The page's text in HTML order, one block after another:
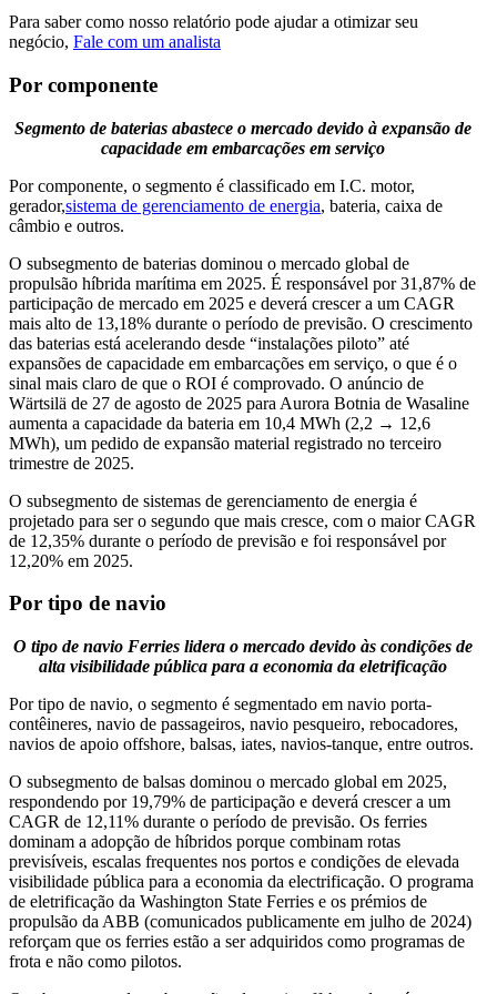
Para saber como nosso relatório pode ajudar a otimizar seu
negócio, Fale com um analista
Por componente
Segmento de baterias abastece o mercado devido à expansão de
capacidade em embarcações em serviço
Por componente, o segmento é classificado em I.C. motor,
gerador,sistema de gerenciamento de energia, bateria, caixa de
câmbio e outros.
O subsegmento de baterias dominou o mercado global de
propulsão híbrida marítima em 2025. É responsável por 31,87% de
participação de mercado em 2025 e deverá crescer a um CAGR
mais alto de 13,18% durante o período de previsão. O crescimento
das baterias está acelerando desde “instalações piloto” até
expansões de capacidade em embarcações em serviço, o que é o
sinal mais claro de que o ROI é comprovado. O anúncio de
Wärtsilä de 27 de agosto de 2025 para Aurora Botnia de Wasaline
aumenta a capacidade da bateria em 10,4 MWh (2,2 → 12,6
MWh), um pedido de expansão material registrado no terceiro
trimestre de 2025.
O subsegmento de sistemas de gerenciamento de energia é
projetado para ser o segundo que mais cresce, com o maior CAGR
de 12,35% durante o período de previsão e foi responsável por
12,20% em 2025.
Por tipo de navio
O tipo de navio Ferries lidera o mercado devido às condições de
alta visibilidade pública para a economia da eletrificação
Por tipo de navio, o segmento é segmentado em navio porta-
contêineres, navio de passageiros, navio pesqueiro, rebocadores,
navios de apoio offshore, balsas, iates, navios-tanque, entre outros.
O subsegmento de balsas dominou o mercado global em 2025,
respondendo por 19,79% de participação e deverá crescer a um
CAGR de 12,11% durante o período de previsão. Os ferries
dominam a adopção de híbridos porque combinam rotas
previsíveis, escalas frequentes nos portos e condições de elevada
visibilidade pública para a economia da electrificação. O programa
de eletrificação da Washington State Ferries e os prémios de
propulsão da ABB (comunicados publicamente em julho de 2024)
reforçam que os ferries estão a ser adquiridos como programas de
frota e não como pilotos.